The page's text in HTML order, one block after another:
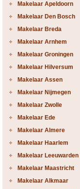
Makelaar Apeldoorn
Makelaar Den Bosch
Makelaar Breda
Makelaar Arnhem
Makelaar Groningen
Makelaar Hilversum
Makelaar Assen
Makelaar Nijmegen
Makelaar Zwolle
Makelaar Ede
Makelaar Almere
Makelaar Haarlem
Makelaar Leeuwarden
Makelaar Maastricht
Makelaar Alkmaar